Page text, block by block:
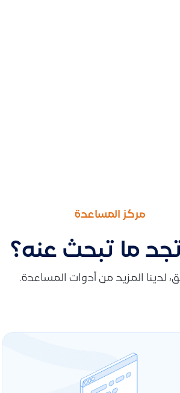
مركز المساعدة
ما تبحث عنه؟
لدينا المزيد من أدوات المساعدة.